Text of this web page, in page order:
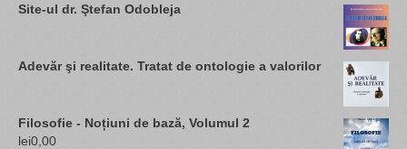
Site-ul dr. Ştefan Odobleja
Adevăr şi realitate. Tratat de ontologie a valorilor
Filosofie - Noțiuni de bază, Volumul 2
lei0,00